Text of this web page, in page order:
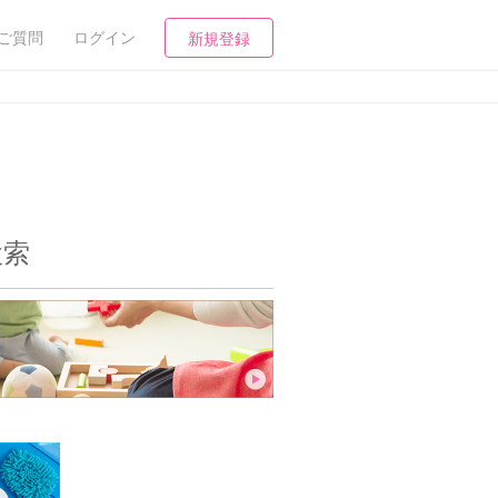
質問 ログイン 新規登録